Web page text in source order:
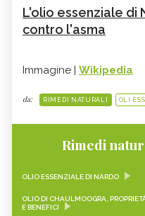
L'olio essenziale di
contro l'asma
Immagine | Wikipedia
da: RIMEDI NATURALI OLI
Rimedi
OLIO ESSENZIALE DI NARDO
OLIO DI CHAULMOOGRA,
E BENEFICI